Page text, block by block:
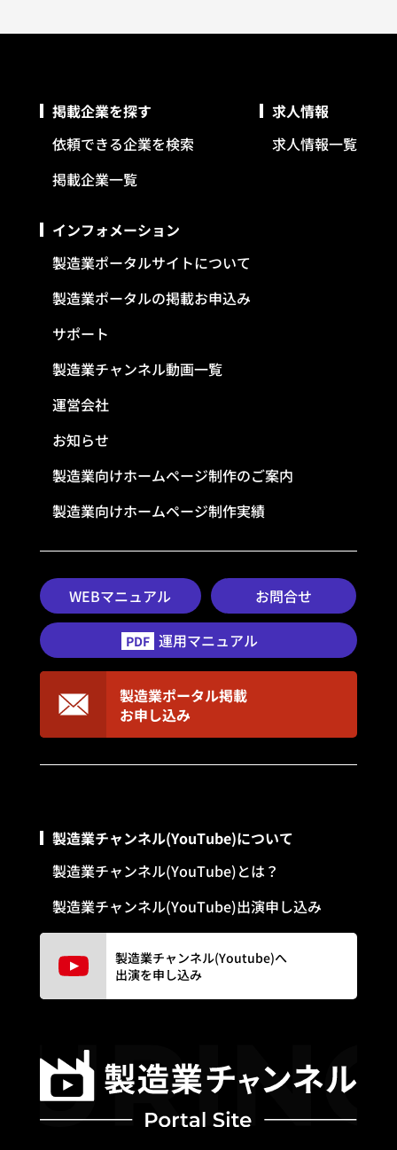
掲載企業を探す
依頼できる企業を検索
掲載企業一覧
求人情報
求人情報一覧
インフォメーション
製造業ポータルサイトについて
製造業ポータルの掲載お申込み
サポート
製造業チャンネル動画一覧
運営会社
お知らせ
製造業向けホームページ制作のご案内
製造業向けホームページ制作実績
WEBマニュアル お問合せ
PDF 運用マニュアル
製造業ポータル掲載
お申し込み
製造業チャンネル(YouTube)について
製造業チャンネル(YouTube)とは？
製造業チャンネル(YouTube)出演申し込み
製造業チャンネル(Youtube)へ
出演を申し込み